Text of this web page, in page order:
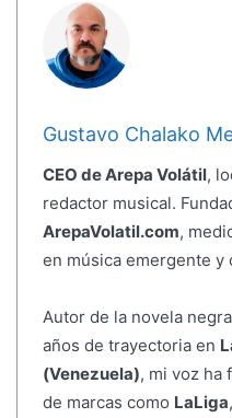
Gustavo Chalako
CEO de Arepa Volátil,
redactor musical.
ArepaVolatil.com,
en música emergente y
Autor de la novela negra
años de trayectoria en
(Venezuela), mi voz ha
de marcas como LaLiga,